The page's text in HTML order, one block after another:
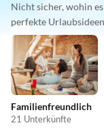
Nicht sicher, wohin
perfekte
Familienfreundlich
21 Unterkünfte